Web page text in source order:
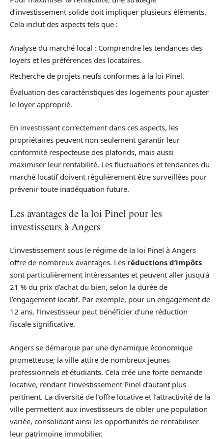
d’investissement solide doit impliquer plusieurs éléments.
Cela inclut des aspects tels que :
Analyse du marché local : Comprendre les tendances des
loyers et les préférences des locataires.
Recherche de projets neufs conformes à la loi Pinel.
Évaluation des caractéristiques des logements pour ajuster
le loyer approprié.
En investissant correctement dans ces aspects, les
propriétaires peuvent non seulement garantir leur
conformité respecteuse des plafonds, mais aussi
maximiser leur rentabilité. Les fluctuations et tendances du
marché locatif doivent régulièrement être surveillées pour
prévenir toute inadéquation future.
Les avantages de la loi Pinel pour les
investisseurs à Angers
L’investissement sous le régime de la loi Pinel à Angers
offre de nombreux avantages. Les réductions d’impôts
sont particulièrement intéressantes et peuvent aller jusqu’à
21 % du prix d’achat du bien, selon la durée de
l’engagement locatif. Par exemple, pour un engagement de
12 ans, l’investisseur peut bénéficier d’une réduction
fiscale significative.
Angers se démarque par une dynamique économique
prometteuse; la ville attire de nombreux jeunes
professionnels et étudiants. Cela crée une forte demande
locative, rendant l’investissement Pinel d’autant plus
pertinent. La diversité de l’offre locative et l’attractivité de la
ville permettent aux investisseurs de cibler une population
variée, consolidant ainsi les opportunités de rentabiliser
leur patrimoine immobilier.